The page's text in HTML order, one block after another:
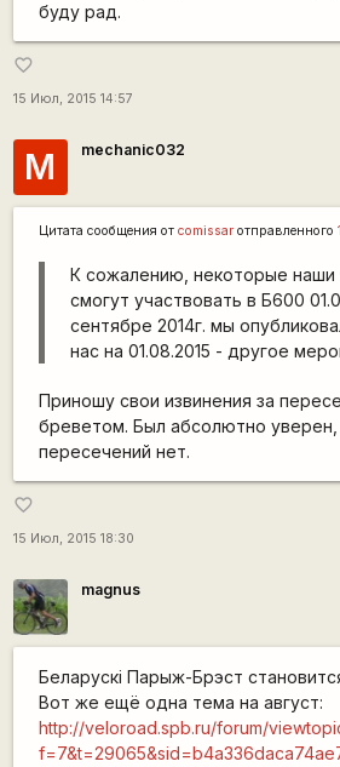
буду рад.
favorite_border
15 Июл, 2015 14:57
M mechanic032
Цитата сообщения от сomissarотправленного
К сожалению, некоторые наши
смогут участвовать в Б600
сентябре 2014г. мы
нас на 01.08.2015 - другое
Приношу свои извинения за
бреветом. Был абсолютно уверен,
пересечений нет.
favorite_border
15 Июл, 2015 18:30
magnus
Беларускі Парыж-Брэст
Вот же ещё одна тема на август:
http://veloroad.spb.ru/forum/